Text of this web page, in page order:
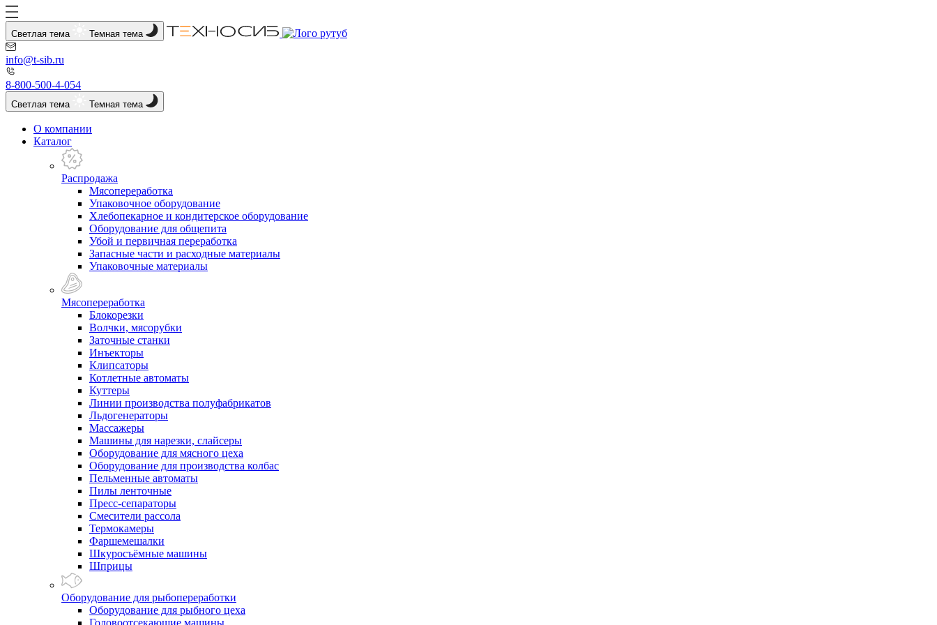
Светлая тема Темная тема
info@t-sib.ru
8-800-500-4-054
Светлая тема Темная тема
О компании
Каталог
Распродажа
Мясопереработка
Упаковочное оборудование
Хлебопекарное и кондитерское оборудование
Оборудование для общепита
Убой и первичная переработка
Запасные части и расходные материалы
Упаковочные материалы
Мясопереработка
Блокорезки
Волчки, мясорубки
Заточные станки
Инъекторы
Клипсаторы
Котлетные автоматы
Куттеры
Линии производства полуфабрикатов
Льдогенераторы
Массажеры
Машины для нарезки, слайсеры
Оборудование для мясного цеха
Оборудование для производства колбас
Пельменные автоматы
Пилы ленточные
Пресс-сепараторы
Смесители рассола
Термокамеры
Фаршемешалки
Шкуросъёмные машины
Шприцы
Оборудование для рыбопереработки
Оборудование для рыбного цеха
Головоотсекающие машины